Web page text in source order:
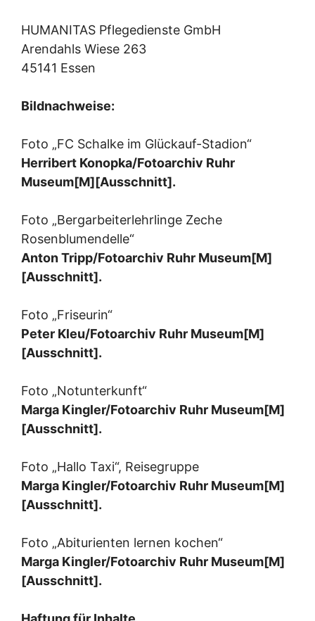
HUMANITAS Pflegedienste GmbH
Arendahls Wiese 263
45141 Essen
Bildnachweise:
Foto „FC Schalke im Glückauf-Stadion“
Herribert Konopka/Fotoarchiv Ruhr
Museum[M][Ausschnitt].
Foto „Bergarbeiterlehrlinge Zeche
Rosenblumendelle“
Anton Tripp/Fotoarchiv Ruhr Museum[M]
[Ausschnitt].
Foto „Friseurin“
Peter Kleu/Fotoarchiv Ruhr Museum[M]
[Ausschnitt].
Foto „Notunterkunft“
Marga Kingler/Fotoarchiv Ruhr Museum[M]
[Ausschnitt].
Foto „Hallo Taxi“, Reisegruppe
Marga Kingler/Fotoarchiv Ruhr Museum[M]
[Ausschnitt].
Foto „Abiturienten lernen kochen“
Marga Kingler/Fotoarchiv Ruhr Museum[M]
[Ausschnitt].